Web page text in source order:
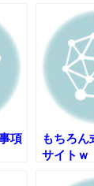
＆アニメ公式ガ
だ2026年二級
事で同じビルの
ちゃん、昔から
コンと歌えない
アップ情報更
、ダウン症の
海道旅行ワイ
項
もちろん
サイトｗ